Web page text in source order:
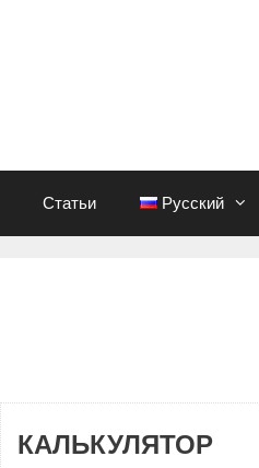
Статьи Русский
КАЛЬКУЛЯТОР